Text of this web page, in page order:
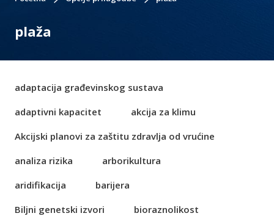
plaža
adaptacija građevinskog sustava
adaptivni kapacitet
akcija za klimu
Akcijski planovi za zaštitu zdravlja od vrućine
analiza rizika
arborikultura
aridifikacija
barijera
Biljni genetski izvori
bioraznolikost